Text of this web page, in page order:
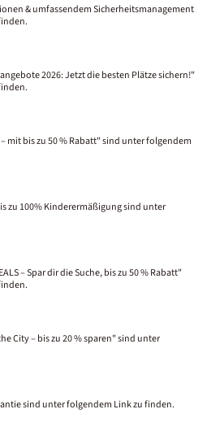
& umfassendem Sicherheitsmanagement
2026: Jetzt die besten Plätze sichern!"
mit bis zu 50 % Rabatt" sind unter folgendem
zu 100% Kinderermäßigung sind unter
– Spar dir die Suche, bis zu 50 % Rabatt"
City – bis zu 20 % sparen" sind unter
sind unter folgendem Link zu finden.